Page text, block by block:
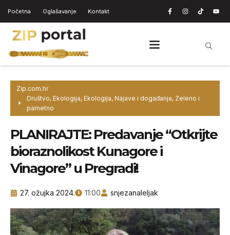
Početna Oglašavanje Kontakt
Zip.com.hr
Društvo, Ekologija, Ekologija, Najave i događanja, Zeleno i
pametno
PLANIRAJTE: Predavanje “Otkrijte
bioraznolikost Kunagore i
Vinagore” u Pregradi!
27. ožujka 2024. 11:00 snjezanaleljak